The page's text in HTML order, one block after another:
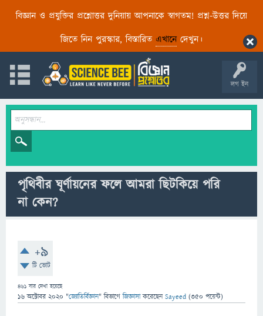
বিজ্ঞান ও প্রযুক্তির প্রশ্নোত্তর দুনিয়ায় আপনাকে স্বাগতম! প্রশ্ন-উত্তর দিয়ে
জিতে নিন পুরস্কার, বিস্তারিত এখানেদেখুন।
লগ ইন
পৃথিবীর ঘূর্ণায়নের ফলে আমরা ছিটকিয়ে পরি
না কেন?
+9
টি ভোট
461 বার দেখা হয়েছে
16 অক্টোবর 2020 "জ্যোতির্বিজ্ঞান" বিভাগে জিজ্ঞাসাকরেছেনSayeed (350 পয়েন্ট)